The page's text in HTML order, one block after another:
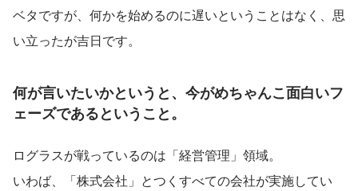
ベタですが、何かを始めるのに遅いということはなく、思
い立ったが吉日です。
何が言いたいかというと、今がめちゃんこ面白いフ
ェーズであるということ。
ログラスが戦っているのは「経営管理」領域。
いわば、「株式会社」とつくすべての会社が実施してい